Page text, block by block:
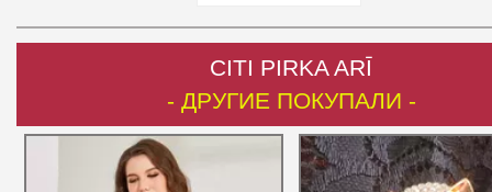
CITI PIRKA ARĪ
- ДРУГИЕ ПОКУПАЛИ -